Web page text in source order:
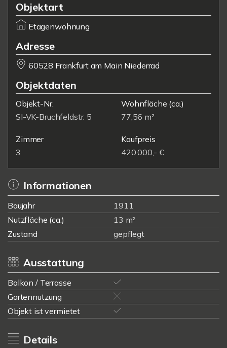
Objektart
Etagenwohnung
Adresse
60528 Frankfurt am Main Niederrad
Objektdaten
Objekt-Nr.
SI-VK-Bruchfeldstr. 5
Wohnfläche (ca.)
77,56 m²
Zimmer
3
Kaufpreis
420.000,- €
Informationen
Baujahr
1911
Nutzfläche (ca.)
13 m²
Zustand
gepflegt
Ausstattung
Balkon / Terrasse
Gartennutzung
Objekt ist vermietet
Details